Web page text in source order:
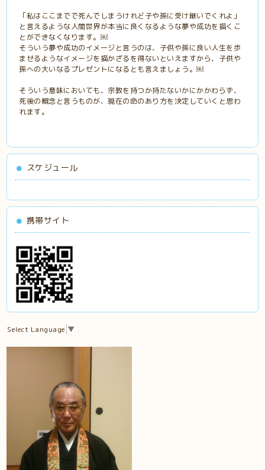
「私はここまでで死んでしまうけれど子や孫に受け継いでくれよ」
と言えるような人間世界が本当に良くなるような夢や成功を描くこ
とができなくなります。￼
そういう夢や成功のイメージと言うのは、子供や孫に良い人生を歩
ませるようなイメージを描かざるを得ないといえますから、子供や
孫への大いなるプレゼントになるとも言えましょう。￼
そういう意味においても、宗教を持つか持たないかにかかわらず、
死後の概念と言うものが、現在の命のあり方を決定していくと思わ
れます。
スケジュール
携帯サイト
Select Language ▼